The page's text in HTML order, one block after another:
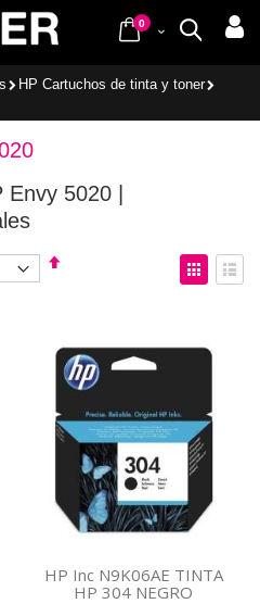
Buscar
Cart
0items
HP Cartuchos de tinta y toner
Envy 5020 |
Fijar
Ver
como
HP Inc N9K06AE TINTA
HP 304 NEGRO